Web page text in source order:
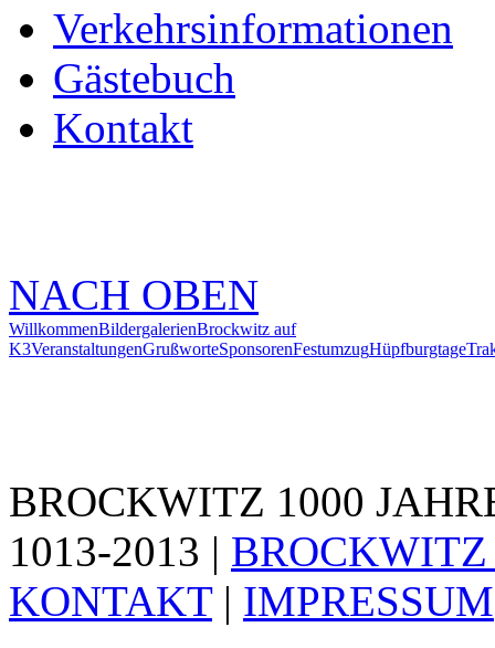
Verkehrsinformationen
Gästebuch
Kontakt
NACH OBEN
WillkommenBildergalerienBrockwitz auf
K3VeranstaltungenGrußworteSponsorenFestumzugHüpfburgtage
BROCKWITZ 1000
1013-2013 |
KONTAKT| IMPRESSUM